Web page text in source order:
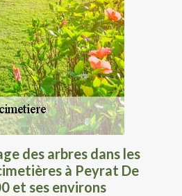
des arbres dans les
à Peyrat De
et ses environs